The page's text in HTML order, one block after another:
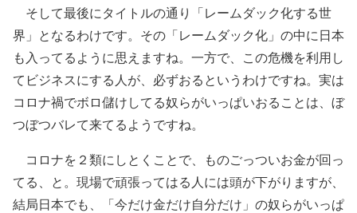
そして最後にタイトルの通り「レームダック化する世
界」となるわけです。その「レームダック化」の中に日本
も入ってるように思えますね。一方で、この危機を利用し
てビジネスにする人が、必ずおるというわけですね。実は
コロナ禍でボロ儲けしてる奴らがいっぱいおることは、ぼ
つぼつバレて来てるようですね。
コロナを２類にしとくことで、ものごっついお金が回っ
てる、と。現場で頑張ってはる人には頭が下がりますが、
結局日本でも、「今だけ金だけ自分だけ」の奴らがいっぱ